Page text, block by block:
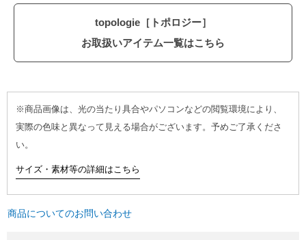
topologie［トポロジー］
お取扱いアイテム一覧はこちら
※商品画像は、光の当たり具合やパソコンなどの閲覧環境により、
実際の色味と異なって見える場合がございます。予めご了承くださ
い。
サイズ・素材等の詳細はこちら
商品についてのお問い合わせ